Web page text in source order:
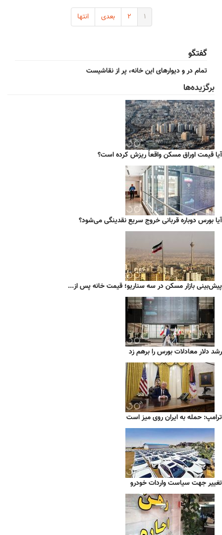
۱ ۲ بعدی انتها
گفتگو
تمام در و دیوارهای این خانه، پر از نقاشیست
برگزیده‌ها
آیا قیمت اوراق مسکن واقعاً ریزش کرده است؟
آیا بورس دوباره قربانی خروج سریع نقدینگی می‌شود؟
پیش‌بینی بازار مسکن در سه سناریو؛ قیمت خانه پس از...
رشد دلار معادلات بورس را برهم زد
ترامپ: حمله به ایران روی میز است
تغییر جهت سیاست واردات خودرو